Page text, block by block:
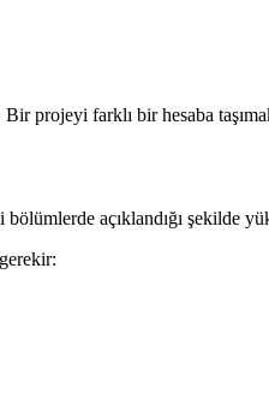
projeyi farklı bir hesaba
açıklandığı şekilde